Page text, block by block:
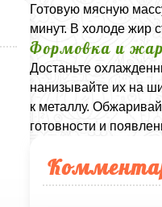
Готовую мясную
минут. В холоде жир
Формовка и
Достаньте
нанизывайте их на
к металлу.
готовности и